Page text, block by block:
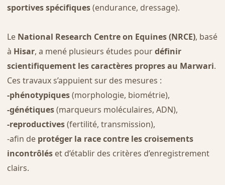
sportives spécifiques(endurance, dressage).
Le National Research Centre on Equines (NRCE), basé
à Hisar, a mené plusieurs études pourdéfinir
scientifiquement les caractères propres au Marwari.
Ces travaux s’appuient sur des mesures :
-phénotypiques(morphologie, biométrie),
-génétiques(marqueurs moléculaires, ADN),
-reproductives(fertilité, transmission),
-afin de protéger la race contre les croisements
incontrôléset d’établir des critères d’enregistrement
clairs.